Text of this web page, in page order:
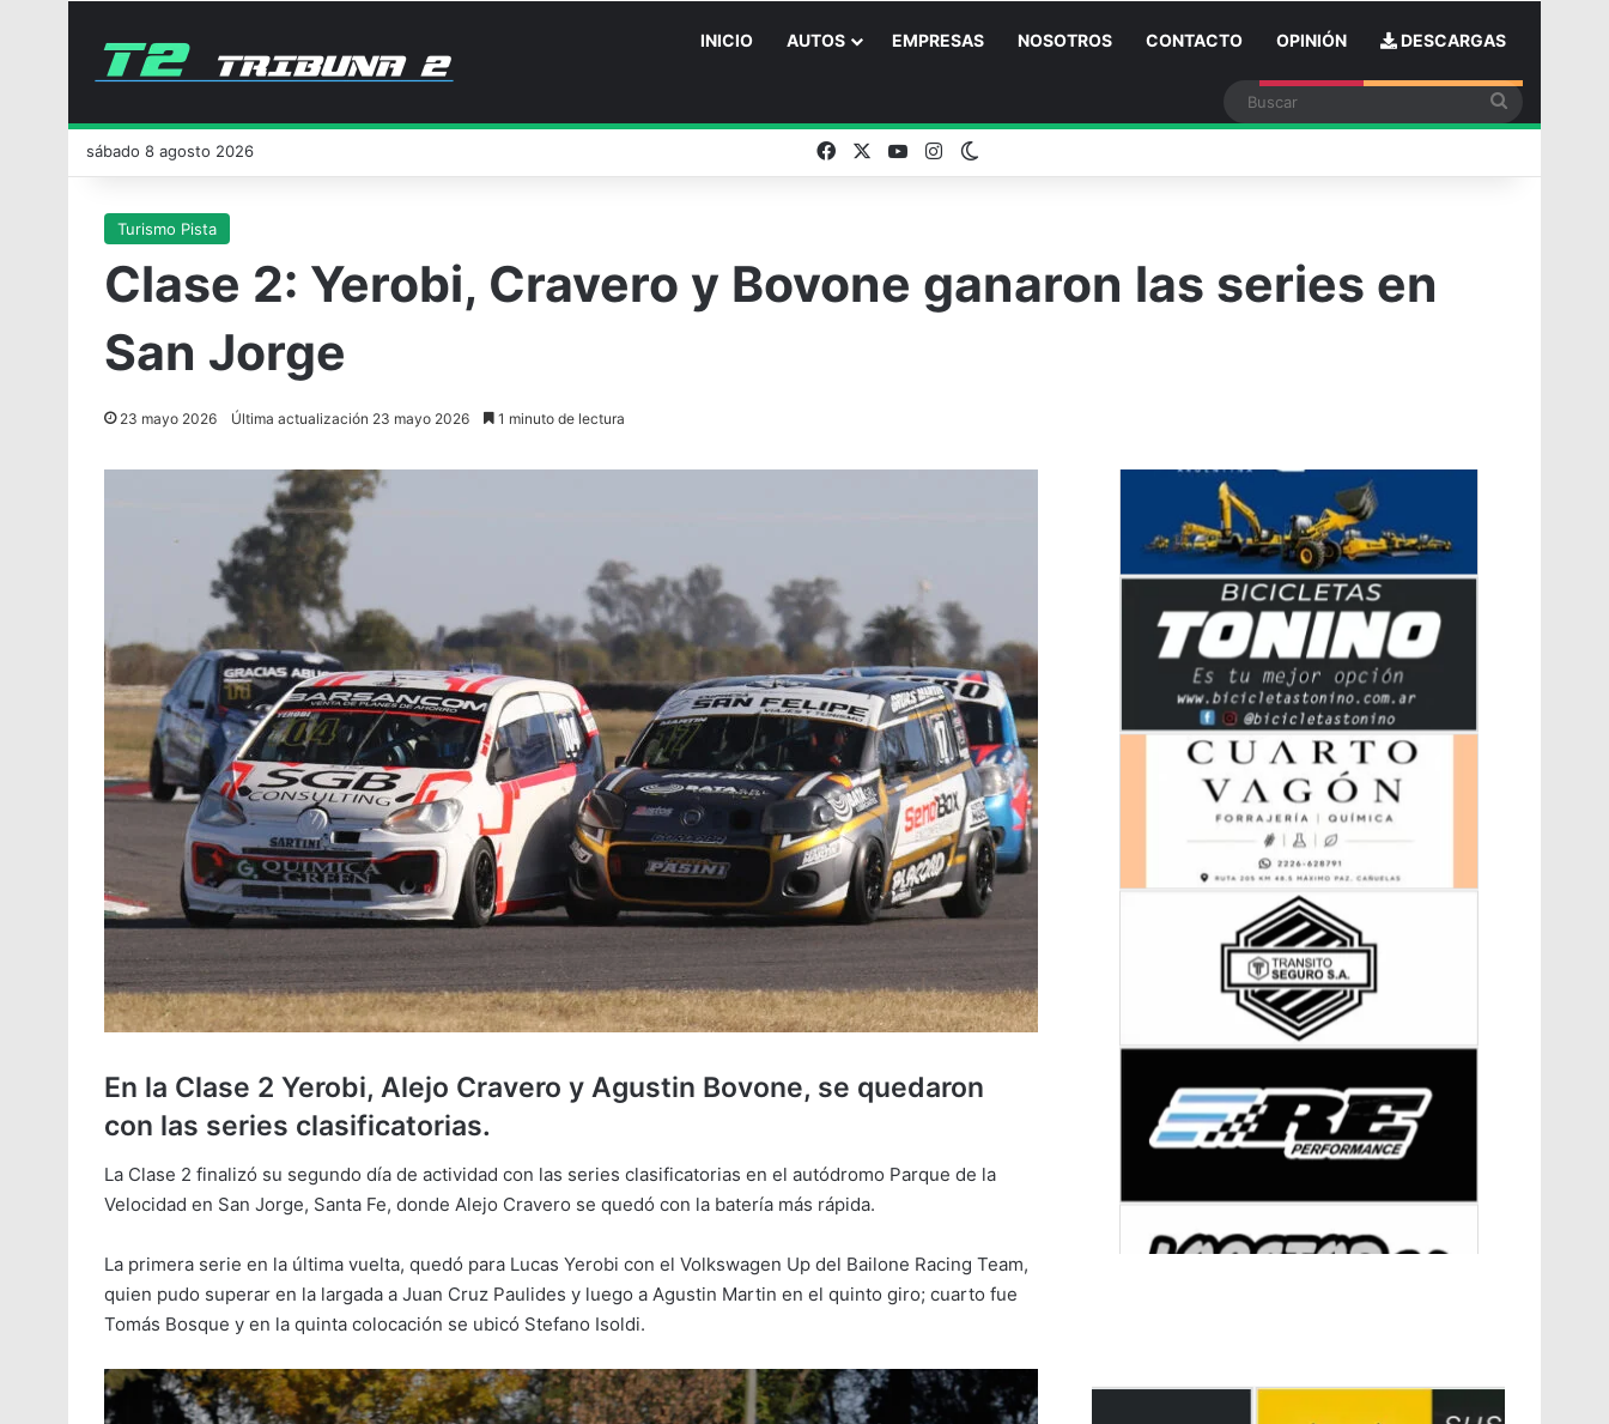
INICIO AUTOS EMPRESAS NOSOTROS CONTACTO OPINIÓN DESCARGAS
sábado 8 agosto 2026 FacebookYouTubeInstagramSwitch skin
Turismo Pista
Clase 2: Yerobi, Cravero y Bovone ganaron las series en
San Jorge
23 mayo 2026 Última actualización 23 mayo 2026 1 minuto de lectura
En la Clase 2 Yerobi, Alejo Cravero y Agustin Bovone, se quedaron
con las series clasificatorias.
La Clase 2 finalizó su segundo día de actividad con las series clasificatorias en el autódromo Parque de la
Velocidad en San Jorge, Santa Fe, donde Alejo Cravero se quedó con la batería más rápida.
La primera serie en la última vuelta, quedó para Lucas Yerobi con el Volkswagen Up del Bailone Racing Team,
quien pudo superar en la largada a Juan Cruz Paulides y luego a Agustin Martin en el quinto giro; cuarto fue
Tomás Bosque y en la quinta colocación se ubicó Stefano Isoldi.